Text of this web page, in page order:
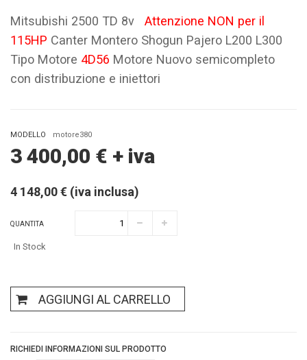
Mitsubishi 2500 TD 8v
Attenzione NON per il
115HP Canter Montero Shogun Pajero L200 L300
Tipo Motore 4D56 Motore Nuovo semicompleto
con distribuzione e iniettori
MODELLO motore380
3 400,00 € + iva
4 148,00 € (iva inclusa)
QUANTITA
In Stock
AGGIUNGI AL CARRELLO
RICHIEDI INFORMAZIONI SUL PRODOTTO